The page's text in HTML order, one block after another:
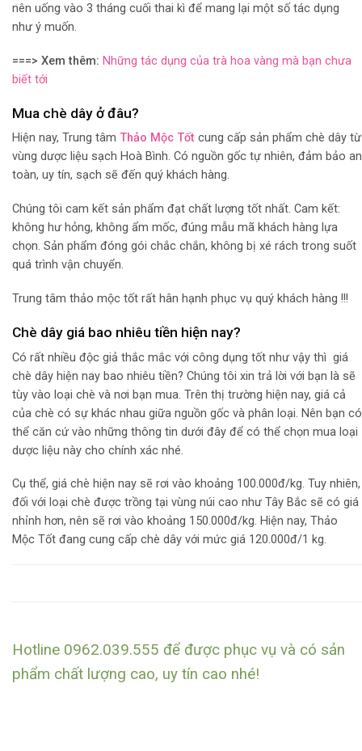
nên uống vào 3 tháng cuối thai kì để mang lại một số tác dụng
như ý muốn.
===> Xem thêm: Những tác dụng của trà hoa vàng mà bạn chưa
biết tới
Mua chè dây ở đâu?
Hiện nay, Trung tâm Thảo Mộc Tốt cung cấp sản phẩm chè dây từ
vùng dược liệu sạch Hoà Bình. Có nguồn gốc tự nhiên, đảm bảo an
toàn, uy tín, sạch sẽ đến quý khách hàng.
Chúng tôi cam kết sản phẩm đạt chất lượng tốt nhất. Cam kết:
không hư hỏng, không ẩm mốc, đúng mẫu mã khách hàng lựa
chọn. Sản phẩm đóng gói chắc chắn, không bị xé rách trong suốt
quá trình vận chuyển.
Trung tâm thảo mộc tốt rất hân hạnh phục vụ quý khách hàng !!!
Chè dây giá bao nhiêu tiền hiện nay?
Có rất nhiều độc giả thắc mắc với công dụng tốt như vậy thì giá
chè dây hiện nay bao nhiêu tiền? Chúng tôi xin trả lời với bạn là sẽ
tùy vào loại chè và nơi bạn mua. Trên thị trường hiện nay, giá cả
của chè có sự khác nhau giữa nguồn gốc và phân loại. Nên bạn có
thể căn cứ vào những thông tin dưới đây để có thể chọn mua loại
dược liệu này cho chính xác nhé.
Cụ thể, giá chè hiện nay sẽ rơi vào khoảng 100.000đ/kg. Tuy nhiên,
đối với loại chè được trồng tại vùng núi cao như Tây Bắc sẽ có giá
nhỉnh hơn, nên sẽ rơi vào khoảng 150.000đ/kg. Hiện nay, Thảo
Mộc Tốt đang cung cấp chè dây với mức giá 120.000đ/1 kg.
Hotline 0962.039.555 để được phục vụ và có sản
phẩm chất lượng cao, uy tín cao nhé!